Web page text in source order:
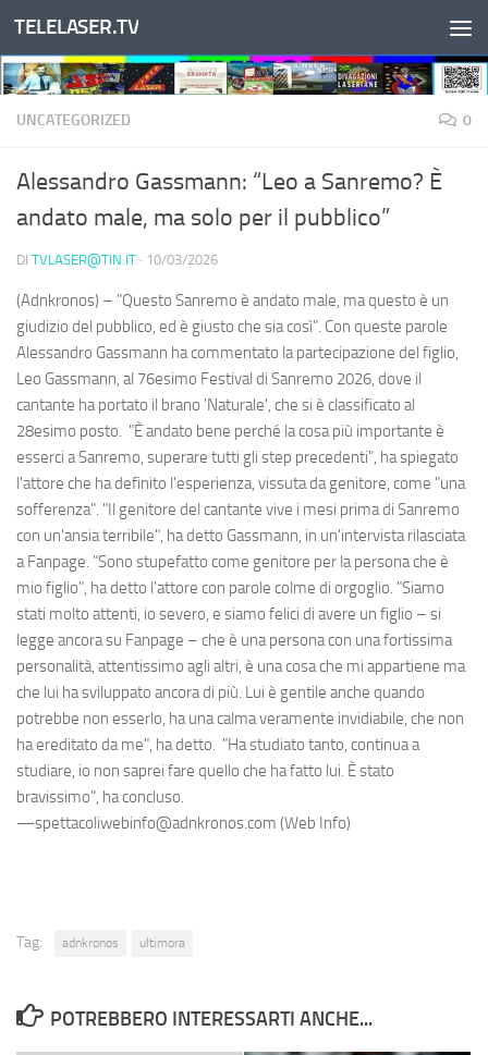
Salta al contenuto
TELELASER.TV
UNCATEGORIZED 0
Alessandro Gassmann: “Leo a Sanremo? È
andato male, ma solo per il pubblico”
DI TVLASER@TIN.IT · 10/03/2026
(Adnkronos) – "Questo Sanremo è andato male, ma questo è un
giudizio del pubblico, ed è giusto che sia così". Con queste parole
Alessandro Gassmann ha commentato la partecipazione del figlio,
Leo Gassmann, al 76esimo Festival di Sanremo 2026, dove il
cantante ha portato il brano 'Naturale', che si è classificato al
28esimo posto. "È andato bene perché la cosa più importante è
esserci a Sanremo, superare tutti gli step precedenti", ha spiegato
l'attore che ha definito l'esperienza, vissuta da genitore, come "una
sofferenza". "Il genitore del cantante vive i mesi prima di Sanremo
con un'ansia terribile", ha detto Gassmann, in un'intervista rilasciata
a Fanpage. "Sono stupefatto come genitore per la persona che è
mio figlio", ha detto l'attore con parole colme di orgoglio. "Siamo
stati molto attenti, io severo, e siamo felici di avere un figlio – si
legge ancora su Fanpage – che è una persona con una fortissima
personalità, attentissimo agli altri, è una cosa che mi appartiene ma
che lui ha sviluppato ancora di più. Lui è gentile anche quando
potrebbe non esserlo, ha una calma veramente invidiabile, che non
ha ereditato da me", ha detto. "Ha studiato tanto, continua a
studiare, io non saprei fare quello che ha fatto lui. È stato
bravissimo", ha concluso.
—spettacoliwebinfo@adnkronos.com (Web Info)
Tag: adnkronos ultimora
POTREBBERO INTERESSARTI ANCHE...